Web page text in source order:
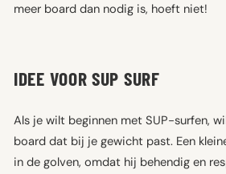
meer board dan nodig is, hoeft niet!
IDEE VOOR SUP SURF
Als je wilt beginnen met SUP-surfen,
board dat bij je gewicht past. Een
in de golven, omdat hij behendig en